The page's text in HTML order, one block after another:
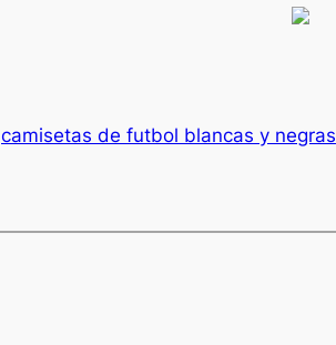
camisetas de futbol blancas y negras